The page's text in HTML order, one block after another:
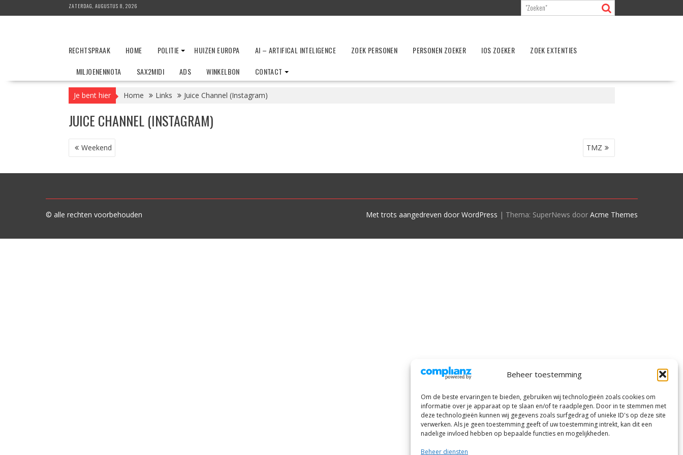
Beheer toestemming
Om de beste ervaringen te bieden, gebruiken wij technologieën zoals cookies om
informatie over je apparaat op te slaan en/of te raadplegen. Door in te stemmen met
deze technologieën kunnen wij gegevens zoals surfgedrag of unieke ID's op deze site
verwerken. Als je geen toestemming geeft of uw toestemming intrekt, kan dit een
nadelige invloed hebben op bepaalde functies en mogelijkheden.
Beheer diensten
naar
ZATERDAG, AUGUSTUS 8, 2026
RECHTSPRAAK HOME POLITIE HUIZEN EUROPA AI – ARTIFICAL INTELIGENCE ZOEK PERSONEN PERSONEN ZOEKER IOS ZOEKER
ZOEK EXTENTIES
MILJOENENNOTA
SAX2MIDI ADS WINKELBON CONTACT
Je bent hier Home Links Juice Channel (Instagram)
JUICE CHANNEL (INSTAGRAM)
BERICHT
NAVIGATIE
Weekend TMZ
© alle rechten voorbehouden Met trots aangedreven door WordPress | Thema: SuperNews door Acme Themes